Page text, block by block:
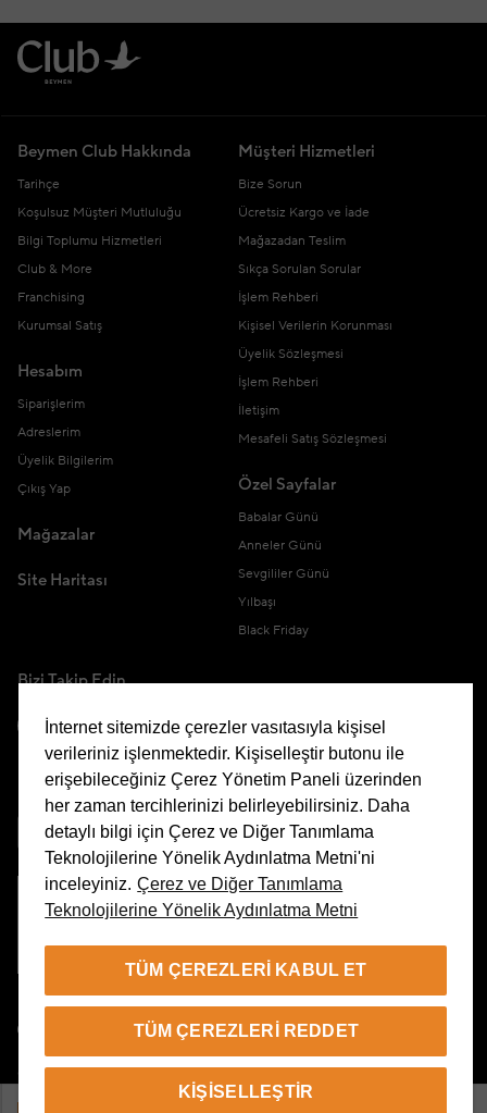
Beymen Club Hakkında
Tarihçe
Koşulsuz Müşteri Mutluluğu
Bilgi Toplumu Hizmetleri
Club & More
Franchising
Kurumsal Satış
Hesabım
Siparişlerim
Adreslerim
Üyelik Bilgilerim
Çıkış Yap
Mağazalar
Site Haritası
Müşteri Hizmetleri
Bize Sorun
Ücretsiz Kargo ve İade
Mağazadan Teslim
Sıkça Sorulan Sorular
İşlem Rehberi
Kişisel Verilerin Korunması
Üyelik Sözleşmesi
İşlem Rehberi
İletişim
Mesafeli Satış Sözleşmesi
Özel Sayfalar
Babalar Günü
Anneler Günü
Sevgililer Günü
Yılbaşı
Black Friday
Bizi Takip Edin
Uygulamamızı İndirin
© 2026 Beymen Tüm Hakları Saklıdır
İnternet sitemizde çerezler vasıtasıyla kişisel
verileriniz işlenmektedir. Kişiselleştir butonu ile
erişebileceğiniz Çerez Yönetim Paneli üzerinden
her zaman tercihlerinizi belirleyebilirsiniz. Daha
detaylı bilgi için Çerez ve Diğer Tanımlama
Teknolojilerine Yönelik Aydınlatma Metni'ni
inceleyiniz. Çerez ve Diğer Tanımlama
Teknolojilerine Yönelik Aydınlatma Metni
TÜM ÇEREZLERI KABUL ET
TÜM ÇEREZLERI REDDET
KIŞISELLEŞTIR